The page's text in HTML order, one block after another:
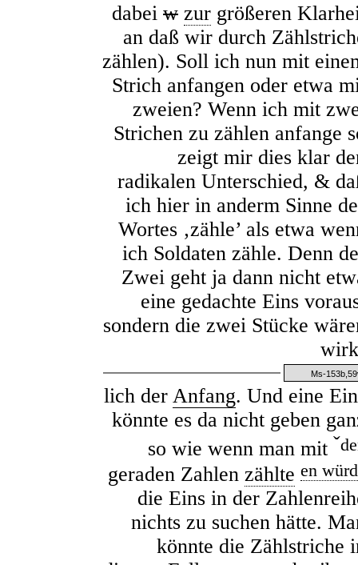
dabei w zur größeren
an daß wir durch
zählen). Soll ich nun mit
Strich anfangen oder etwa
zweien? Wenn ich mit
Strichen zu zählen anfange
zeigt mir dies klar
radikalen Unterschied, &
ich hier in anderm Sinne
Wortes ‚zähle’ als etwa
ich Soldaten zähle. Denn
Zwei geht ja dann nicht
eine gedachte Eins
sondern die zwei Stücke
Ms-
lich der Anfang. Und eine
könnte es da nicht geben
so wie wenn man mit ˇ
geraden Zahlen zählte en
die Eins in der
nichts zu suchen hätte.
könnte die Zählstriche